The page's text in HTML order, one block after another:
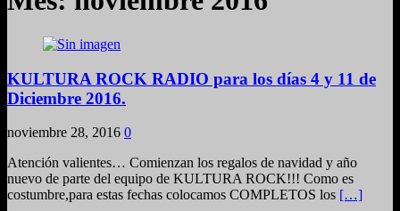
KULTURA ROCK RADIO para los días 4 y 11 de
Diciembre 2016.
noviembre 28, 2016 0
Atención valientes… Comienzan los regalos de navidad y año
nuevo de parte del equipo de KULTURA ROCK!!! Como es
costumbre,para estas fechas colocamos COMPLETOS los […]